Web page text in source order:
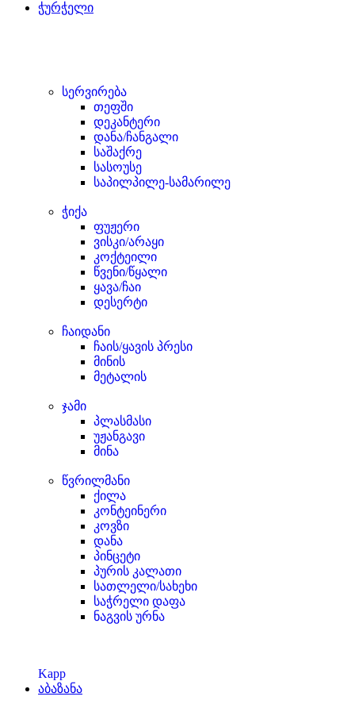
ჭურჭელი
სერვირება
თეფში
დეკანტერი
დანა/ჩანგალი
საშაქრე
სასოუსე
საპილპილე-სამარილე
ჭიქა
ფუჟერი
ვისკი/არაყი
კოქტეილი
წვენი/წყალი
ყავა/ჩაი
დესერტი
ჩაიდანი
ჩაის/ყავის პრესი
მინის
მეტალის
ჯამი
პლასმასი
უჟანგავი
მინა
წვრილმანი
ქილა
კონტეინერი
კოვზი
დანა
პინცეტი
პურის კალათი
სათლელი/სახეხი
საჭრელი დაფა
ნაგვის ურნა
Kapp
აბაზანა